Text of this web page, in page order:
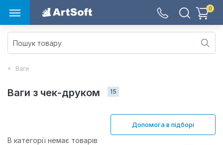
0
Ваги
Ваги з чек-друком 15
Допомога в підборі
В категорії немає товарів